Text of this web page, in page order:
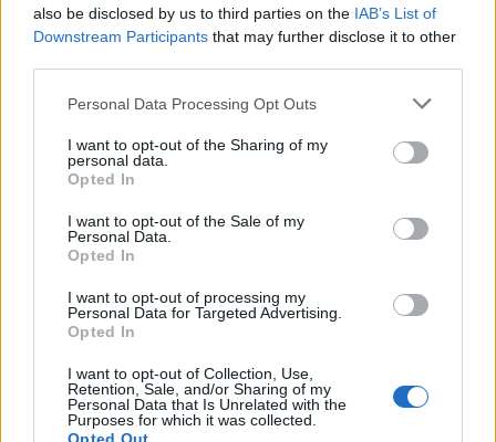
also be disclosed by us to third parties on the IAB’s List of
Downstream Participants that may further disclose it to other
Please note that this website/app uses one or more Google
not limited to your visit or usage behaviour. You may click to
grant or deny consent to Google and its third-party tags to
use your data for below specified purposes in below Google
consent section.
Personal Data Processing Opt Outs
I want to opt-out of the Sharing of my
personal data.
Opted In
I want to opt-out of the Sale of my
Personal Data.
Opted In
I want to opt-out of processing my
Personal Data for Targeted Advertising.
Opted In
I want to opt-out of Collection, Use,
Retention, Sale, and/or Sharing of my
Personal Data that Is Unrelated with the
Purposes for which it was collected.